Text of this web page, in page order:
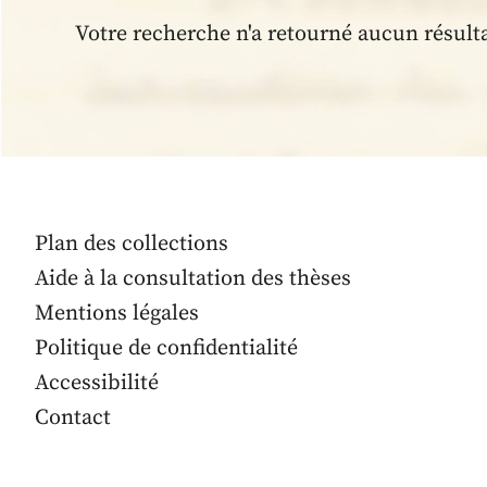
Votre recherche n'a retourné aucun
Plan des collections
Aide à la consultation des thèses
Mentions légales
Politique de confidentialité
Accessibilité
Contact